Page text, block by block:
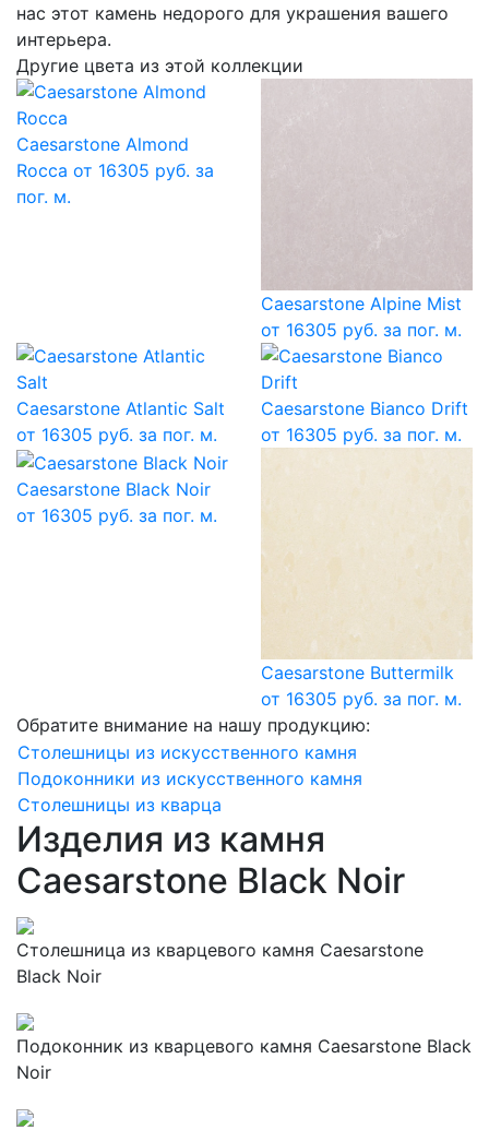
нас этот камень недорого для украшения вашего
интерьера.
Другие цвета из этой коллекции
Caesarstone Almond
Rocca от 16305 руб. за
пог. м.
Caesarstone Alpine Mist
от 16305 руб. за пог. м.
Caesarstone Atlantic Salt
от 16305 руб. за пог. м.
Caesarstone Bianco Drift
от 16305 руб. за пог. м.
Caesarstone Black Noir
от 16305 руб. за пог. м.
Caesarstone Buttermilk
от 16305 руб. за пог. м.
Обратите внимание на нашу продукцию:
Столешницы из искусственного камня
Подоконники из искусственного камня
Столешницы из кварца
Изделия из камня
Caesarstone Black Noir
Столешница из кварцевого камня Caesarstone
Black Noir
Подоконник из кварцевого камня Caesarstone Black
Noir